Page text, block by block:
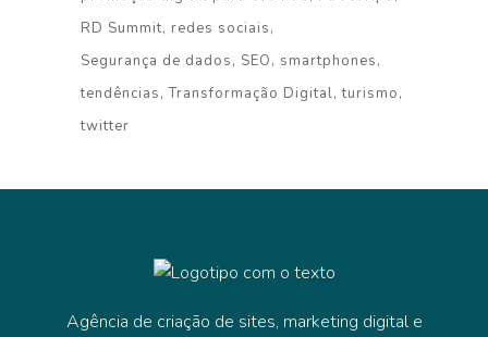
RD Summit redes sociais
Segurança de dados
SEO
smartphones
tendências Transformação Digital turismo
twitter
Agência de criação de sites, marketing digital e